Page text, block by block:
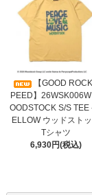
【GOOD
PEED】
OODSTOCK S/S TEE
ELLOW ウッドスト
Tシャツ
6,930円(税込)